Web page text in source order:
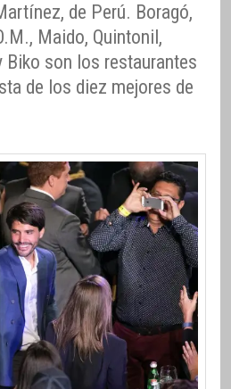
de Perú. Boragó,
Maido, Quintonil,
Biko son los restaurantes
de los diez mejores de